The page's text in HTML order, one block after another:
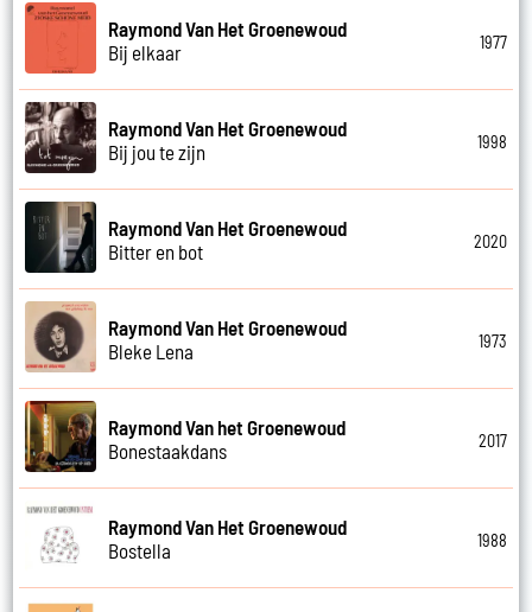
Raymond Van Het Groenewoud
Bij elkaar
1977
Raymond Van Het Groenewoud
Bij jou te zijn
1998
Raymond Van Het Groenewoud
Bitter en bot
2020
Raymond Van Het Groenewoud
Bleke Lena
1973
Raymond Van het Groenewoud
Bonestaakdans
2017
Raymond Van Het Groenewoud
Bostella
1988